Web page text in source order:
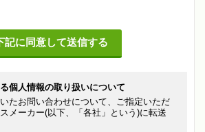
個人情報の取り扱いについて
たお問い合わせについて、ご指定いただ
メーカー(以下、「各社」という)に転送